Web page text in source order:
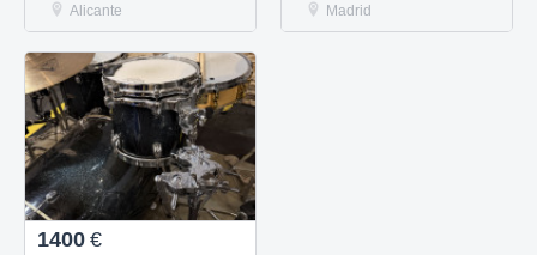
Alicante Madrid
1400 €